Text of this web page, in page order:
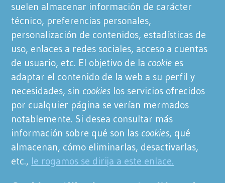
suelen almacenar información de carácter
técnico, preferencias personales,
personalización de contenidos, estadísticas de
uso, enlaces a redes sociales, acceso a cuentas
de usuario, etc. El objetivo de la cookie es
adaptar el contenido de la web a su perfil y
necesidades, sin cookies los servicios ofrecidos
por cualquier página se verían mermados
notablemente. Si desea consultar más
información sobre qué son las cookies, qué
almacenan, cómo eliminarlas, desactivarlas,
etc., le rogamos se dirija a este enlace.